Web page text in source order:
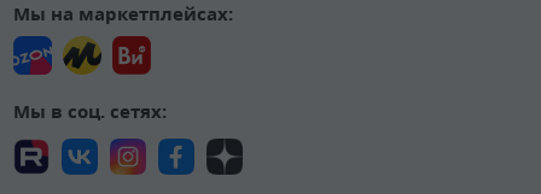
Мы на маркетплейсах:
Мы в соц. сетях: